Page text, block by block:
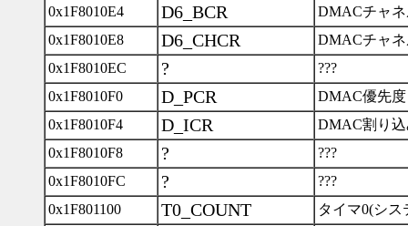
0x1F8010E4
D6_BCR
DMACチャ
0x1F8010E8
D6_CHCR
DMACチャ
0x1F8010EC
?
???
0x1F8010F0
D_PCR
DMAC優先
0x1F8010F4
D_ICR
DMAC割り
0x1F8010F8
?
???
0x1F8010FC
?
???
0x1F801100
T0_COUNT
タイマ0(シ